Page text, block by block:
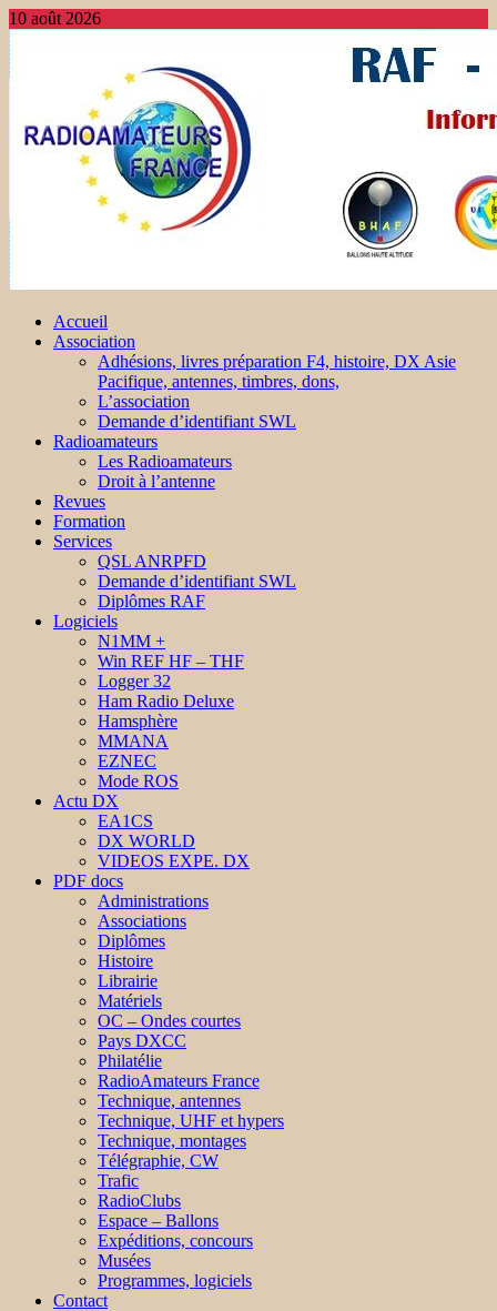
10 août 2026
Accueil
Association
Adhésions, livres préparation F4, histoire, DX Asie
Pacifique, antennes, timbres, dons,
L’association
Demande d’identifiant SWL
Radioamateurs
Les Radioamateurs
Droit à l’antenne
Revues
Formation
Services
QSL ANRPFD
Demande d’identifiant SWL
Diplômes RAF
Logiciels
N1MM +
Win REF HF – THF
Logger 32
Ham Radio Deluxe
Hamsphère
MMANA
EZNEC
Mode ROS
Actu DX
EA1CS
DX WORLD
VIDEOS EXPE. DX
PDF docs
Administrations
Associations
Diplômes
Histoire
Librairie
Matériels
OC – Ondes courtes
Pays DXCC
Philatélie
RadioAmateurs France
Technique, antennes
Technique, UHF et hypers
Technique, montages
Télégraphie, CW
Trafic
RadioClubs
Espace – Ballons
Expéditions, concours
Musées
Programmes, logiciels
Contact